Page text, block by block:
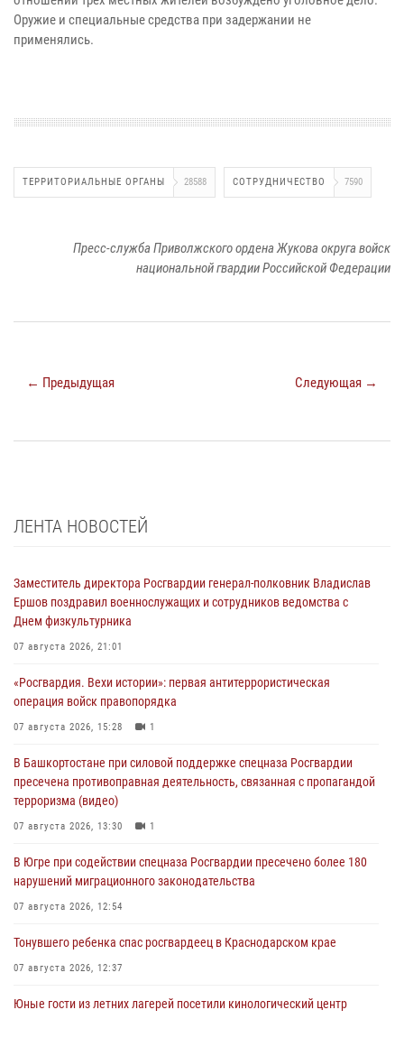
Оружие и специальные средства при задержании не
применялись.
ТЕРРИТОРИАЛЬНЫЕ ОРГАНЫ 28588 СОТРУДНИЧЕСТВО 7590
Пресс-служба Приволжского ордена Жукова округа войск
национальной гвардии Российской Федерации
← Предыдущая Следующая →
ЛЕНТА НОВОСТЕЙ
Заместитель директора Росгвардии генерал-полковник Владислав
Ершов поздравил военнослужащих и сотрудников ведомства с
Днем физкультурника
07 августа 2026, 21:01
«Росгвардия. Вехи истории»: первая антитеррористическая
операция войск правопорядка
07 августа 2026, 15:28 1
В Башкортостане при силовой поддержке спецназа Росгвардии
пресечена противоправная деятельность, связанная с пропагандой
терроризма (видео)
07 августа 2026, 13:30 1
В Югре при содействии спецназа Росгвардии пресечено более 180
нарушений миграционного законодательства
07 августа 2026, 12:54
Тонувшего ребенка спас росгвардеец в Краснодарском крае
07 августа 2026, 12:37
Юные гости из летних лагерей посетили кинологический центр